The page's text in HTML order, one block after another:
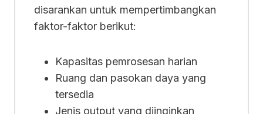
disarankan untuk mempertimbangkan
faktor-faktor berikut:
Kapasitas pemrosesan harian
Ruang dan pasokan daya yang
tersedia
Jenis output yang diinginkan